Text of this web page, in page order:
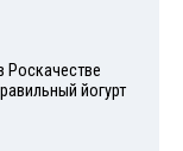
Роскачестве
йогурт